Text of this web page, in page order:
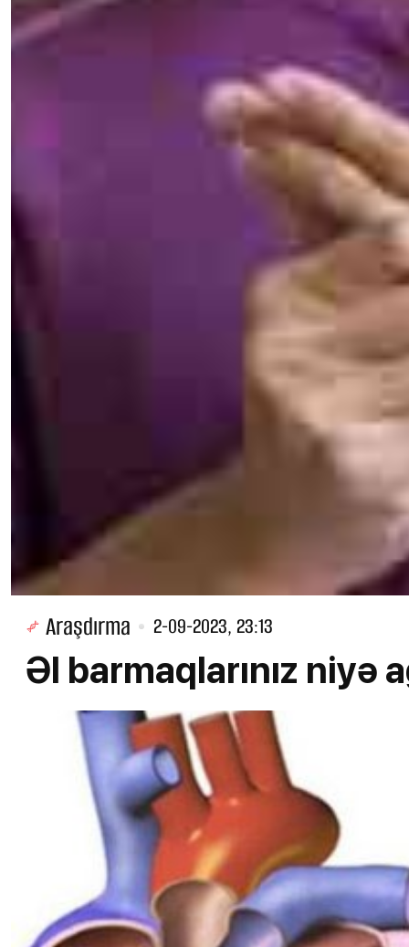
Araşdırma 2-09-2023, 23:13
Əl barmaqlarınız niyə